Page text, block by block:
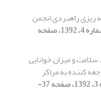
ریزی راهبردی انجمن
[دوره 16، شماره 4، 1392، صفحه
و میزان خوانایی
کننده به مراکز
[دوره 16، شماره 3، 1392، صفحه 37-